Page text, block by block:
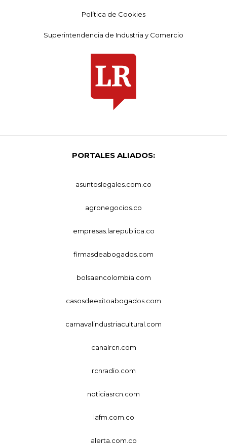
Política de Cookies
Superintendencia de Industria y Comercio
PORTALES ALIADOS:
asuntoslegales.com.co
agronegocios.co
empresas.larepublica.co
firmasdeabogados.com
bolsaencolombia.com
casosdeexitoabogados.com
carnavalindustriacultural.com
canalrcn.com
rcnradio.com
noticiasrcn.com
lafm.com.co
alerta.com.co